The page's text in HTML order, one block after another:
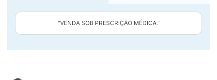
"VENDA SOB PRESCRIÇÃO MÉDICA."